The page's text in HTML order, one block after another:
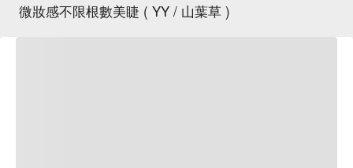
微妝感不限根數美睫 ( YY / 山葉草 )